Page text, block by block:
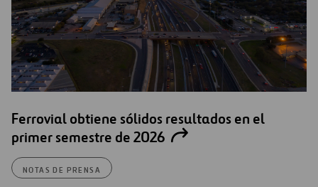
Ferrovial obtiene sólidos resultados en el
primer semestre de 2026
NOTAS DE PRENSA